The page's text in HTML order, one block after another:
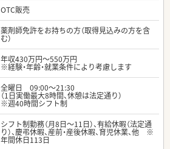
OTC販売
薬剤師免許をお持ちの方（取得見込みの方を含
む）
年収430万円～550万円
※経験・年齢・就業条件により考慮します
全曜日 09:00～21:30
（1日実働最大8時間、休憩は法定通り）
※週40時間シフト制
シフト制勤務（月8日～11日）、有給休暇（法定通
り）、慶弔休暇、産前・産後休暇、育児休業、他 ※
年間休日113日